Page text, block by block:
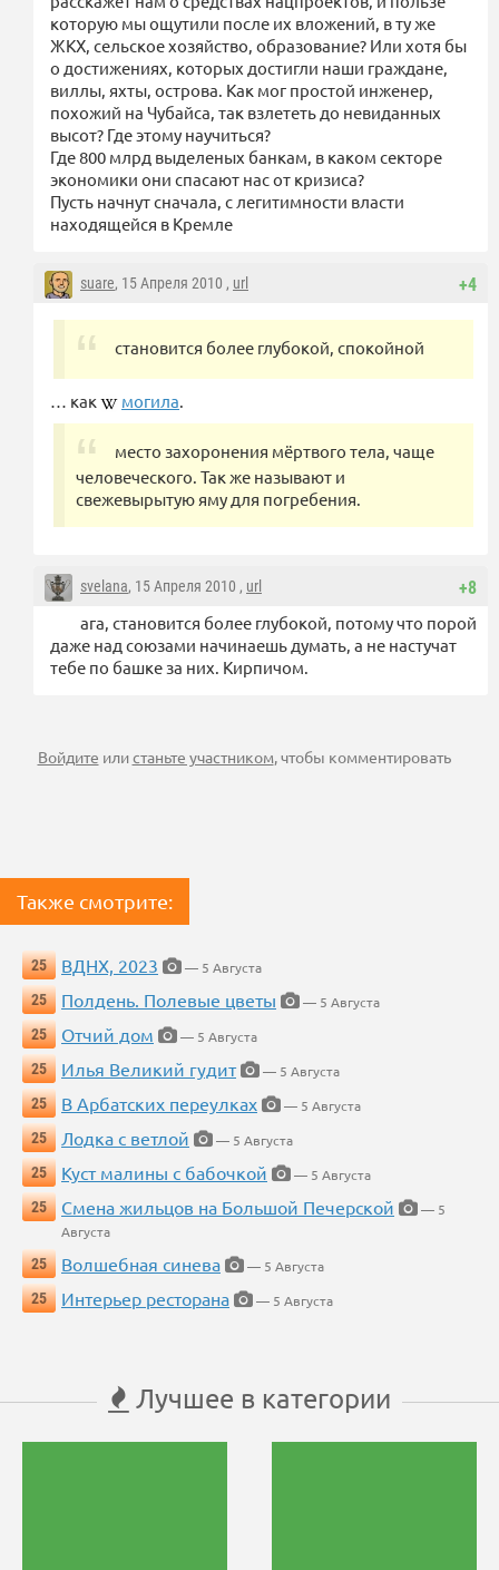
которую мы ощутили после их вложений, в ту же
ЖКХ, сельское хозяйство, образование? Или хотя бы
о достижениях, которых достигли наши граждане,
виллы, яхты, острова. Как мог простой инженер,
похожий на Чубайса, так взлететь до невиданных
высот? Где этому научиться?
Где 800 млрд выделеных банкам, в каком секторе
экономики они спасают нас от кризиса?
Пусть начнут сначала, с легитимности власти
находящейся в Кремле
+4
suare, 15 Апреля 2010 , url
становится более глубокой, спокойной
… как могила.
место захоронения мёртвого тела, чаще
человеческого. Так же называют и
свежевырытую яму для погребения.
+8
svelana, 15 Апреля 2010 , url
ага, становится более глубокой, потому что порой
даже над союзами начинаешь думать, а не настучат
тебе по башке за них. Кирпичом.
Войдите илистаньте участником, чтобы комментировать
Также смотрите:
25 ВДНХ, 2023
— 5 Августа
25
Полдень. Полевые цветы
— 5 Августа
25
Отчий дом
— 5 Августа
25
Илья Великий гудит
— 5 Августа
25
В Арбатских переулках
— 5 Августа
25
Лодка с ветлой
— 5 Августа
25
Куст малины с бабочкой
— 5 Августа
25
Смена жильцов на Большой Печерской
— 5
Августа
25
Волшебная синева
— 5 Августа
25
Интерьер ресторана — 5 Августа
Лучшее в категории